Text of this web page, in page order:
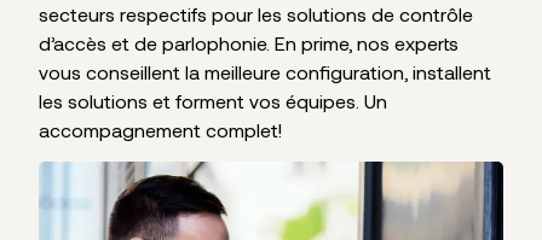
secteurs respectifs pour les solutions de contrôle
d’accès et de parlophonie. En prime, nos experts
vous conseillent la meilleure configuration, installent
les solutions et forment vos équipes. Un
accompagnement complet!